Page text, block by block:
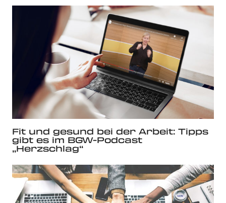
Fit und gesund bei der Arbeit: Tipps
gibt es im BGW-Podcast
„Herzschlag“